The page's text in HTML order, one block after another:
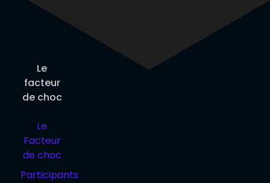
Le
facteur
de choc
Le
Facteur
de choc
Participants